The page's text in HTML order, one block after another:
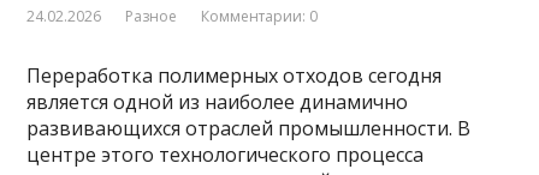
24.02.2026 Разное Комментарии: 0
Переработка полимерных отходов сегодня
является одной из наиболее динамично
развивающихся отраслей промышленности. В
центре этого технологического процесса